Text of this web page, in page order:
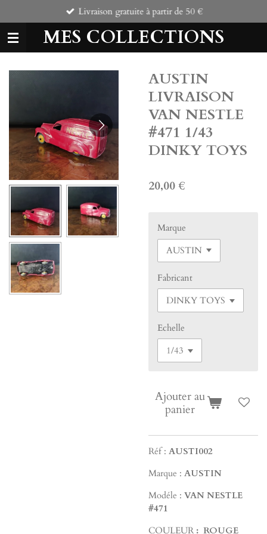
au
contenu
principal
MES COLLECTIONS
Livraison gratuite à partir de 50 €
AUSTIN
LIVRAISON
VAN NESTLE
#471 1/43
DINKY TOYS
20,00 €
Marque
Fabricant
Echelle
Ajouter au
panier
Réf : AUSTI002
Marque : AUSTIN
Modéle : VAN NESTLE
#471
COULEUR : ROUGE